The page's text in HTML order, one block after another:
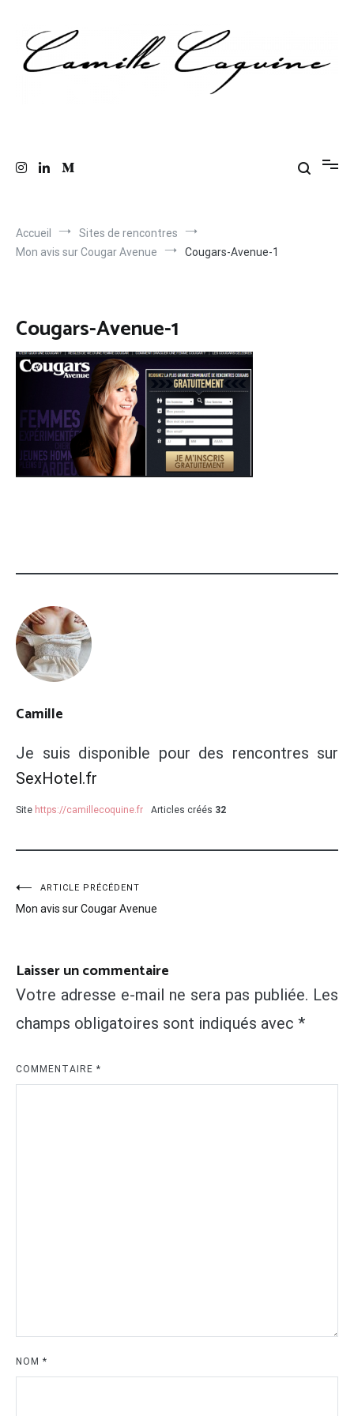
contenu
Accueil
Sites de rencontres
Mon avis sur Cougar Avenue
Cougars-Avenue-1
Cougars-Avenue-1
Camille
Je suis disponible pour des rencontres sur
SexHotel.fr
Site https://camillecoquine.fr Articles créés 32
Navigation
de
ARTICLE PRÉCÉDENT
Mon avis sur Cougar Avenue
Laisser un commentaire
Votre adresse e-mail ne sera pas publiée. Les
champs obligatoires sont indiqués avec *
COMMENTAIRE *
NOM *